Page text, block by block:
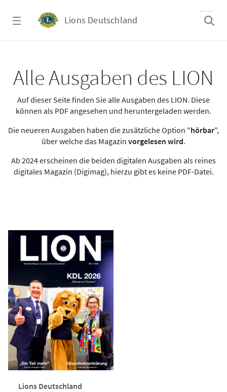
Lions Deutschland
Alle Ausgaben des LION
Auf dieser Seite finden Sie alle Ausgaben des LION. Diese
können als PDF angesehen und heruntergeladen werden.
Die neueren Ausgaben haben die zusätzliche Option "hörbar",
über welche das Magazin vorgelesen wird.
Ab 2024 erscheinen die beiden digitalen Ausgaben als reines
digitales Magazin (Digimag), hierzu gibt es keine PDF-Datei.
Lions Deutschland